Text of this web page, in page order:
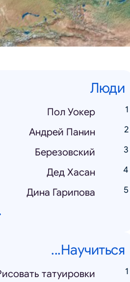
Люди
Пол Уокер
Андрей Панин
Березовский
Дед Хасан
Дина Гарипова
Научиться...
татуировки